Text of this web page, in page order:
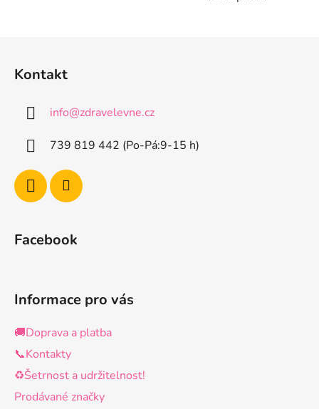
Kontakt
info@zdravelevne.cz
739 819 442 (Po-Pá:9-15 h)
Facebook
Informace pro vás
🚚Doprava a platba
📞Kontakty
♻️Šetrnost a udržitelnost!
Prodávané značky